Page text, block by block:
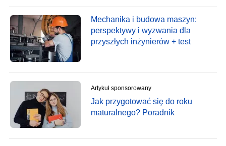
Mechanika i budowa maszyn:
perspektywy i wyzwania dla
przyszłych inżynierów + test
Artykuł sponsorowany
Jak przygotować się do roku
maturalnego? Poradnik